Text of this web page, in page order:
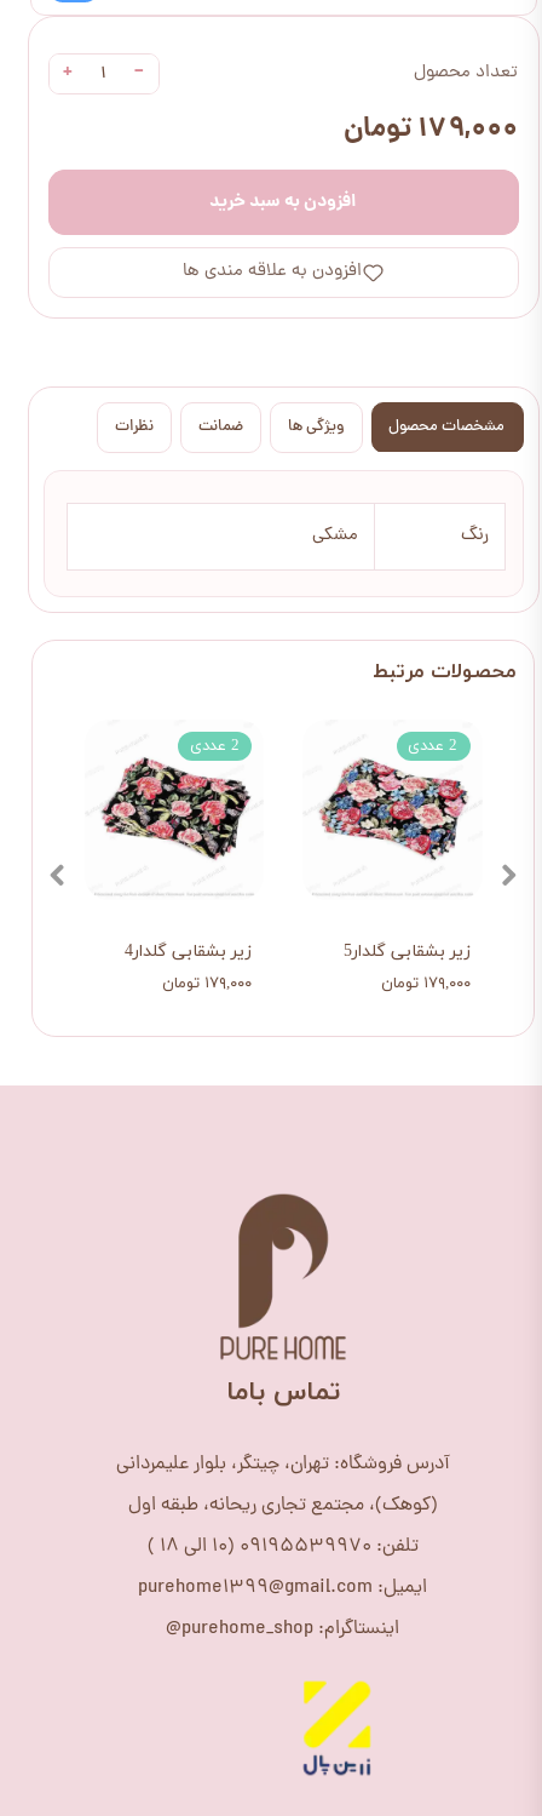
تعداد محصول −
+
۱۷۹,۰۰۰ تومان
افزودن به سبد خرید
افزودن به علاقه مندی ها
مشخصات محصول ویژگی ها ضمانت نظرات
رنگ مشکی
زیر بشقابی گلدار4
۱۷۹,۰۰۰ تومان
2 عددی
زیر بشقابی گلدار5
۱۷۹,۰۰۰ تومان
2 عددی
​تماس باما
آدرس فروشگاه: تهران، چیتگر، بلوار علیمردانی
(کوهک)، مجتمع تجاری ریحانه، طبقه اول
تلفن: 09195539970 (10 الی 18 )
ایمیل: purehome1399@gmail.com
اینستاگرام: purehome_shop@